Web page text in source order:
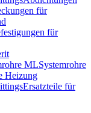
für
für
MLSystemrohre
Heizung
Ersatzteile für